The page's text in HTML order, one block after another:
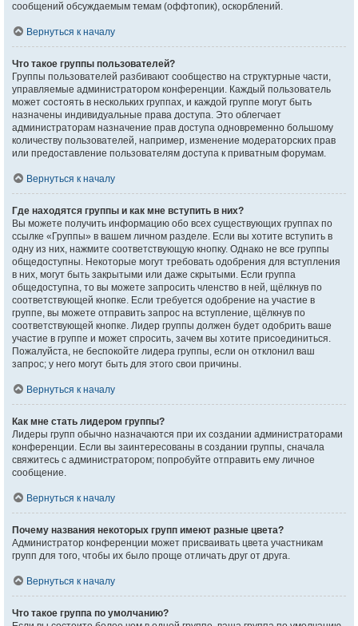
сообщений обсуждаемым темам (оффтопик), оскорблений.
Вернуться к началу
Что такое группы пользователей?
Группы пользователей разбивают сообщество на структурные части,
управляемые администратором конференции. Каждый пользователь
может состоять в нескольких группах, и каждой группе могут быть
назначены индивидуальные права доступа. Это облегчает
администраторам назначение прав доступа одновременно большому
количеству пользователей, например, изменение модераторских прав
или предоставление пользователям доступа к приватным форумам.
Вернуться к началу
Где находятся группы и как мне вступить в них?
Вы можете получить информацию обо всех существующих группах по
ссылке «Группы» в вашем личном разделе. Если вы хотите вступить в
одну из них, нажмите соответствующую кнопку. Однако не все группы
общедоступны. Некоторые могут требовать одобрения для вступления
в них, могут быть закрытыми или даже скрытыми. Если группа
общедоступна, то вы можете запросить членство в ней, щёлкнув по
соответствующей кнопке. Если требуется одобрение на участие в
группе, вы можете отправить запрос на вступление, щёлкнув по
соответствующей кнопке. Лидер группы должен будет одобрить ваше
участие в группе и может спросить, зачем вы хотите присоединиться.
Пожалуйста, не беспокойте лидера группы, если он отклонил ваш
запрос; у него могут быть для этого свои причины.
Вернуться к началу
Как мне стать лидером группы?
Лидеры групп обычно назначаются при их создании администраторами
конференции. Если вы заинтересованы в создании группы, сначала
свяжитесь с администратором; попробуйте отправить ему личное
сообщение.
Вернуться к началу
Почему названия некоторых групп имеют разные цвета?
Администратор конференции может присваивать цвета участникам
групп для того, чтобы их было проще отличать друг от друга.
Вернуться к началу
Что такое группа по умолчанию?